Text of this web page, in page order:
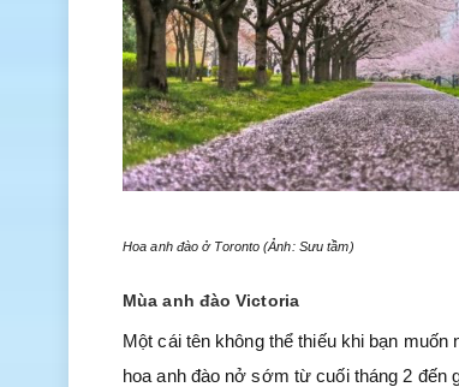
Hoa anh đào ở Toronto (Ảnh: Sưu tầm)
Mùa anh đào Victoria
Một cái tên không thể thiếu khi bạn
hoa anh đào nở sớm từ cuối tháng 2 đến